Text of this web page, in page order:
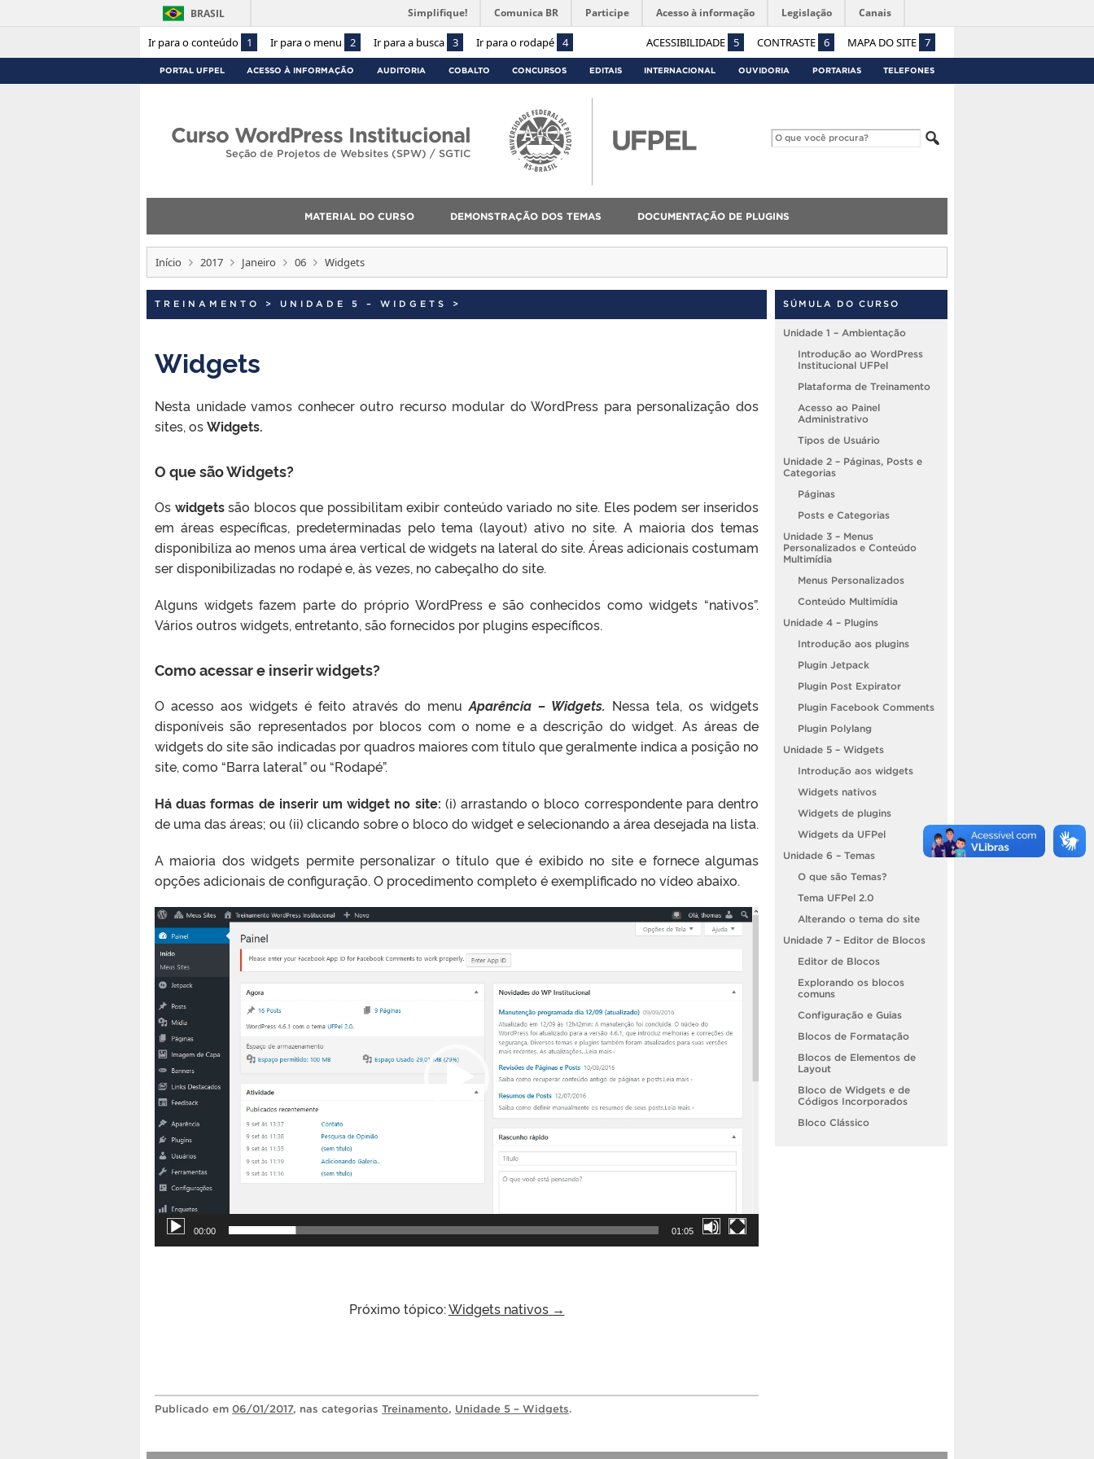
Ir para o conteúdo 1 Ir para o menu 2 Ir para a busca 3 Ir para o rodapé 4 ACESSIBILIDADE 5 CONTRASTE 6 MAPA DO SITE 7
BRASIL Simplifique! Comunica BR Participe Acesso à informação Legislação Canais
PORTAL UFPEL ACESSO À INFORMAÇÃO AUDITORIA COBALTO CONCURSOS EDITAIS INTERNACIONAL OUVIDORIA PORTARIAS TELEFONES
Curso WordPress Institucional
Seção de Projetos de Websites (SPW) / SGTIC
MATERIAL DO CURSO DEMONSTRAÇÃO DOS TEMAS DOCUMENTAÇÃO DE PLUGINS
Início 2017 Janeiro 06 Widgets
TREINAMENTO > UNIDADE 5 – WIDGETS >
Widgets
Nesta unidade vamos conhecer outro recurso modular do WordPress para personalização dos
sites, osWidgets.
O que são Widgets?
Os widgetssão blocos que possibilitam exibir conteúdo variado no site. Eles podem ser inseridos
em áreas específicas, predeterminadas pelo tema (layout) ativo no site. A maioria dos temas
disponibiliza ao menos uma área vertical de widgets na lateral do site. Áreas adicionais costumam
ser disponibilizadas no rodapé e, às vezes, no cabeçalho do site.
Alguns widgets fazem parte do próprio WordPress e são conhecidos como widgets “nativos”.
Vários outros widgets, entretanto, são fornecidos por plugins específicos.
Como acessar e inserir widgets?
O acesso aos widgets é feito através do menu Aparência – Widgets. Nessa tela, os widgets
disponíveis são representados por blocos com o nome e a descrição do widget. As áreas de
widgets do site são indicadas por quadros maiores com título que geralmente indica a posição no
site, como “Barra lateral” ou “Rodapé”.
Há duas formas de inserir um widget no site: (i) arrastando o bloco correspondente para dentro
de uma das áreas; ou (ii) clicando sobre o bloco do widget e selecionando a área desejada na lista.
A maioria dos widgets permite personalizar o título que é exibido no site e fornece algumas
opções adicionais de configuração. O procedimento completo é exemplificado no vídeo abaixo.
Tocador
de
vídeo
00:00 01:05
Próximo tópico:Widgets nativos →
Publicado em 06/01/2017, nas categorias Treinamento, Unidade 5 – Widgets.
SÚMULA DO CURSO
Unidade 1 – Ambientação
Introdução ao WordPress
Institucional UFPel
Plataforma de Treinamento
Acesso ao Painel
Administrativo
Tipos de Usuário
Unidade 2 – Páginas, Posts e
Categorias
Páginas
Posts e Categorias
Unidade 3 – Menus
Personalizados e Conteúdo
Multimídia
Menus Personalizados
Conteúdo Multimídia
Unidade 4 – Plugins
Introdução aos plugins
Plugin Jetpack
Plugin Post Expirator
Plugin Facebook Comments
Plugin Polylang
Unidade 5 – Widgets
Introdução aos widgets
Widgets nativos
Widgets de plugins
Widgets da UFPel
Unidade 6 – Temas
O que são Temas?
Tema UFPel 2.0
Alterando o tema do site
Unidade 7 – Editor de Blocos
Editor de Blocos
Explorando os blocos
comuns
Configuração e Guias
Blocos de Formatação
Blocos de Elementos de
Layout
Bloco de Widgets e de
Códigos Incorporados
Bloco Clássico